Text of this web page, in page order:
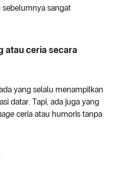
sangat
atau ceria secara
yang selalu menampilkan
datar. Tapi, ada juga yang
ceria atau humoris tanpa